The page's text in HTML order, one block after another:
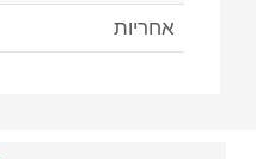
אחריות